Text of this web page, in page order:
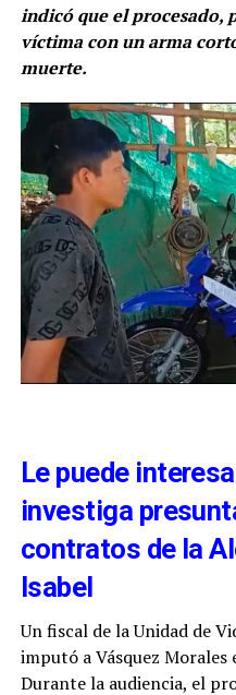
indicó que el procesado,
víctima con un arma
muerte.
Le puede
investiga
contratos de la
Isabel
Un fiscal de la Unidad de
imputó a Vásquez
Durante la audiencia, el